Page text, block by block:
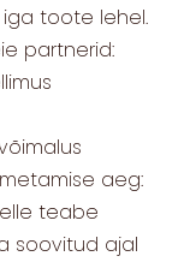
toote lehel.
partnerid:
aeg:
teabe
soovitud ajal